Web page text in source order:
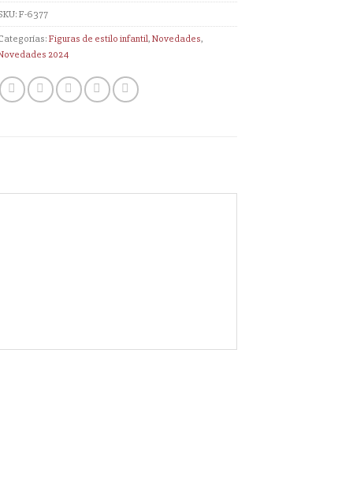
F-6377
Figuras de estilo infantil,Novedades,
2024